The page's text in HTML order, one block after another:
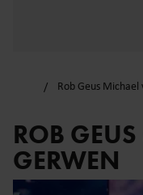
Rob Geus Michael
ROB
GERWEN